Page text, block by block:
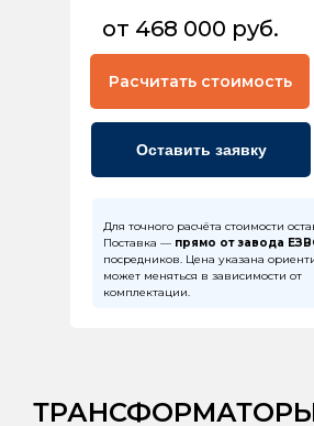
от 468 000 руб.
Расчитать стоимость
Оставить заявку
Для точного расчёта стоимости
Поставка — прямо от завода
посредников. Цена указана
может меняться в зависимости от
комплектации.